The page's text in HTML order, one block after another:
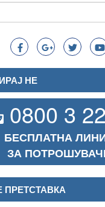
НЕ
0800 3
БЕСПЛАТНА
ЗА
ПРЕТСТАВКА